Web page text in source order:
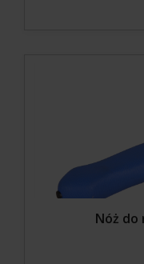
Nóż do